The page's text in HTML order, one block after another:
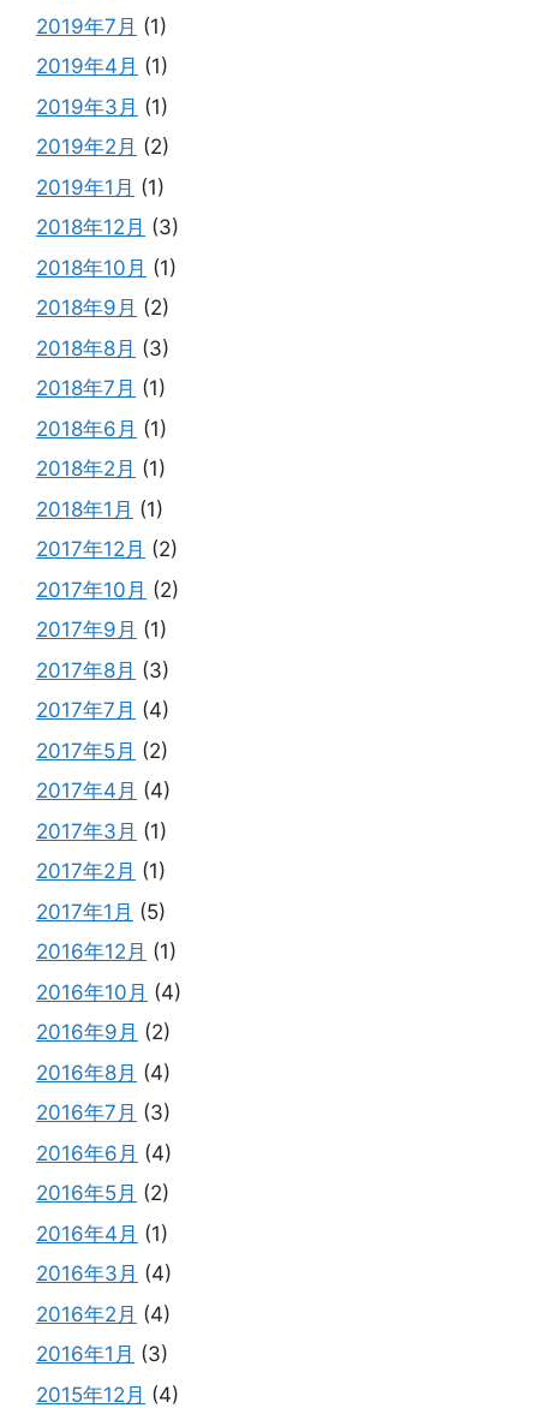
2019年7月 (1)
2019年4月 (1)
2019年3月 (1)
2019年2月 (2)
2019年1月 (1)
2018年12月 (3)
2018年10月 (1)
2018年9月 (2)
2018年8月 (3)
2018年7月 (1)
2018年6月 (1)
2018年2月 (1)
2018年1月 (1)
2017年12月 (2)
2017年10月 (2)
2017年9月 (1)
2017年8月 (3)
2017年7月 (4)
2017年5月 (2)
2017年4月 (4)
2017年3月 (1)
2017年2月 (1)
2017年1月 (5)
2016年12月 (1)
2016年10月 (4)
2016年9月 (2)
2016年8月 (4)
2016年7月 (3)
2016年6月 (4)
2016年5月 (2)
2016年4月 (1)
2016年3月 (4)
2016年2月 (4)
2016年1月 (3)
2015年12月 (4)